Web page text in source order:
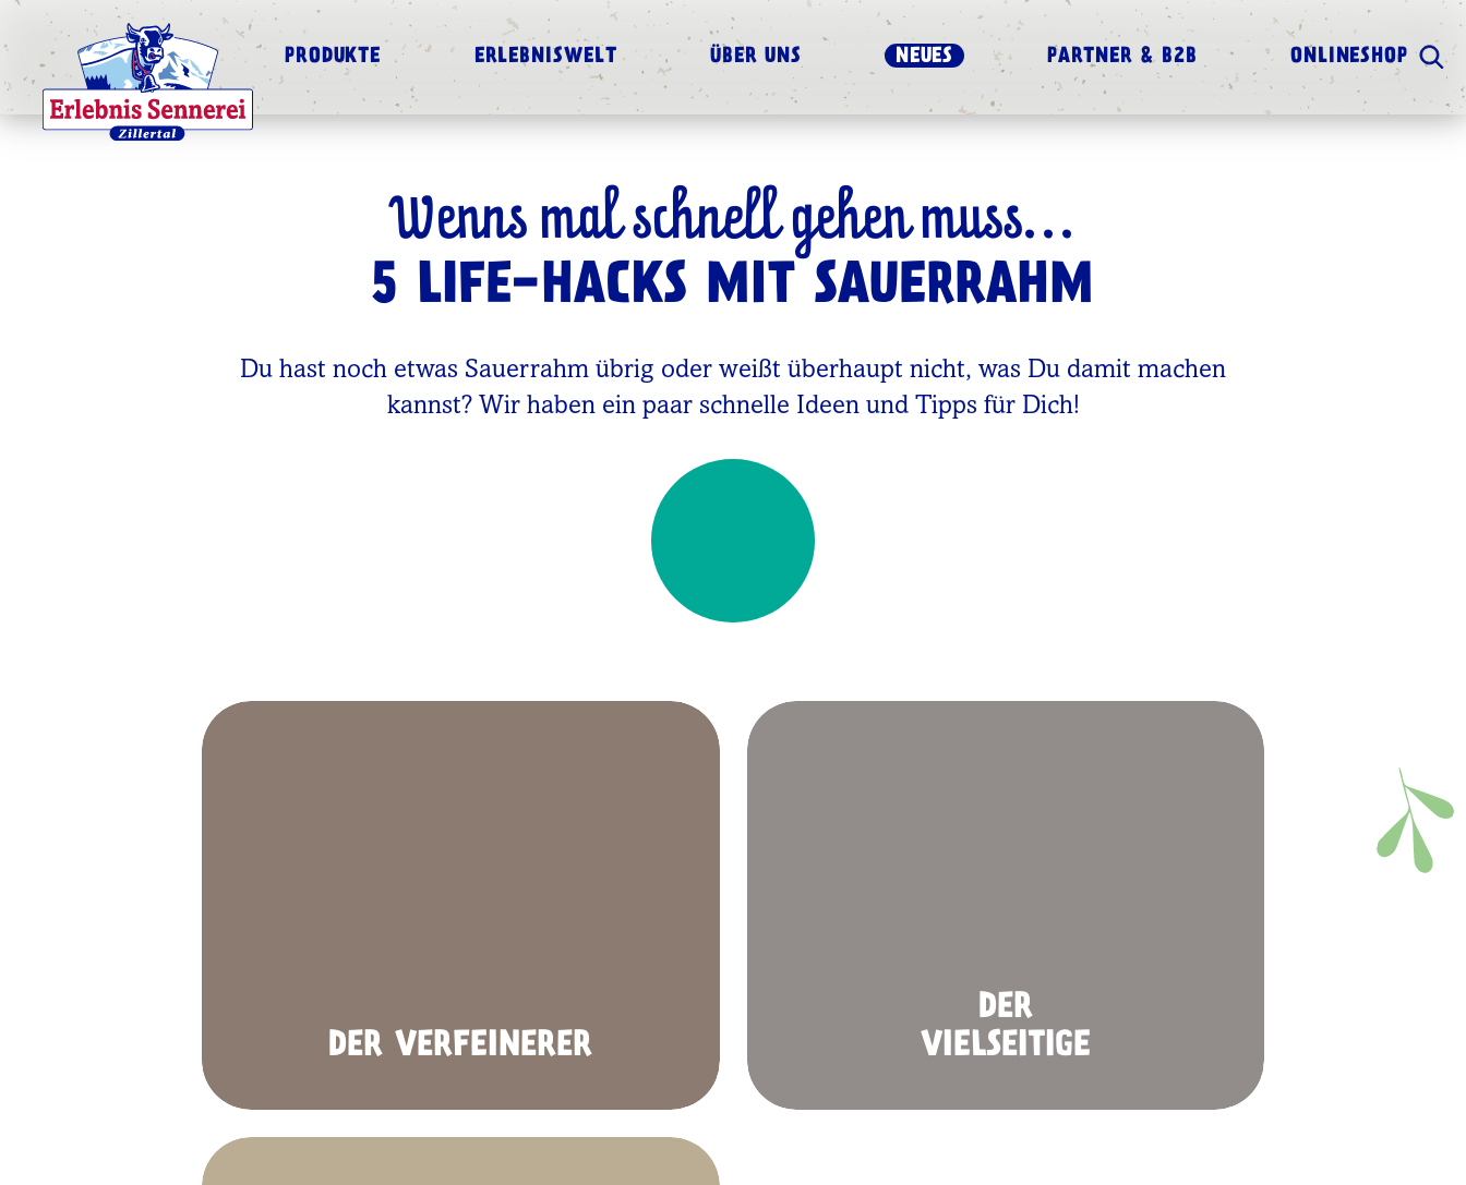
PRODUKTE ERLEBNISWELT ÜBER UNS NEUES PARTNER & B2B ONLINESHOP
Wenns mal schnell gehen muss...
5 LIFE-HACKS MIT SAUERRAHM
Du hast noch etwas Sauerrahm übrig oder weißt überhaupt nicht, was Du damit machen
kannst? Wir haben ein paar schnelle Ideen und Tipps für Dich!
DER VERFEINERER
DER
VIELSEITIGE